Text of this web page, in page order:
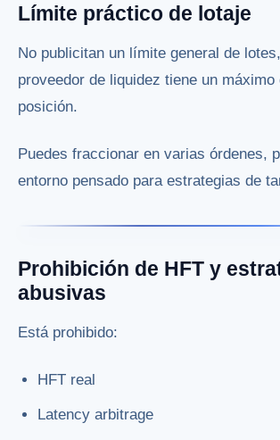
Límite práctico de lotaje
No publicitan un límite general de
proveedor de liquidez tiene un
posición.
Puedes fraccionar en varias órdenes,
entorno pensado para estrategias de
Prohibición de HFT y
abusivas
Está prohibido:
HFT real
Latency arbitrage